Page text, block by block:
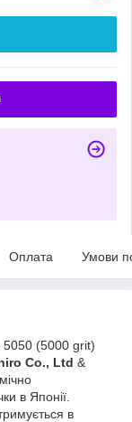
Оплата Умови
5050 (5000 grit)
Co., Ltd &
в Японії.
в